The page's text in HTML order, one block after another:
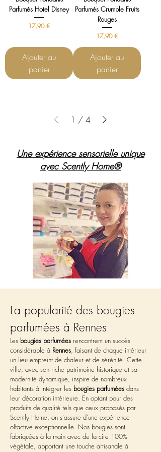
Parfumés Hotel Disney
Prix
17,90 €
Ajouter au
panier
Parfumés Crumble Fruits
Rouges
Prix
17,90 €
Ajouter au
panier
1 / 4
Une expérience sensorielle unique
avec Scently Home®
La popularité des bougies
parfumées à Rennes
Les bougies parfumées rencontrent un succès
considérable à Rennes, faisant de chaque intérieur
un lieu empreint de chaleur et de sérénité. Cette
ville, avec son riche patrimoine historique et sa
modernité dynamique, inspire de nombreux
habitants à intégrer les bougies parfumées dans
leur décoration intérieure. En optant pour des
produits de qualité tels que ceux proposés par
Scently Home, on s'assure d'une expérience
olfactive exceptionnelle. Nos bougies sont
fabriquées à la main avec de la cire 100%
végétale, apportant une touche artisanale à